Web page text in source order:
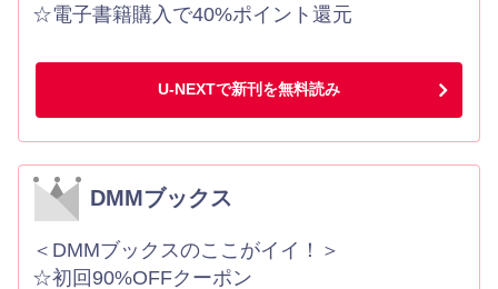
☆電子書籍購入で40%ポイント還元
U-NEXTで新刊を無料読み
DMMブックス
＜DMMブックスのここがイイ！＞
☆初回90%OFFクーポン